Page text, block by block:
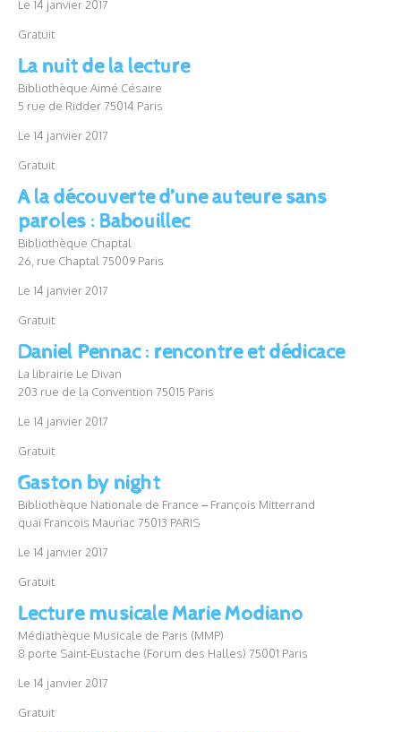
Le 14 janvier 2017
Gratuit
La nuit de la lecture
Bibliothèque Aimé Césaire
5 rue de Ridder 75014 Paris
Le 14 janvier 2017
Gratuit
A la découverte d’une auteure sans
paroles : Babouillec
Bibliothèque Chaptal
26, rue Chaptal 75009 Paris
Le 14 janvier 2017
Gratuit
Daniel Pennac : rencontre et dédicace
La librairie Le Divan
203 rue de la Convention 75015 Paris
Le 14 janvier 2017
Gratuit
Gaston by night
Bibliothèque Nationale de France – François Mitterrand
quai Francois Mauriac 75013 PARIS
Le 14 janvier 2017
Gratuit
Lecture musicale Marie Modiano
Médiathèque Musicale de Paris (MMP)
8 porte Saint-Eustache (Forum des Halles) 75001 Paris
Le 14 janvier 2017
Gratuit